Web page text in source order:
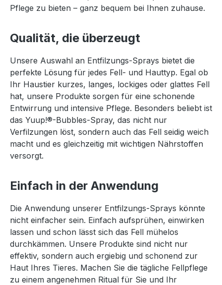
Pflege zu bieten – ganz bequem bei Ihnen zuhause.
Qualität, die überzeugt
Unsere Auswahl an Entfilzungs-Sprays bietet die
perfekte Lösung für jedes Fell- und Hauttyp. Egal ob
Ihr Haustier kurzes, langes, lockiges oder glattes Fell
hat, unsere Produkte sorgen für eine schonende
Entwirrung und intensive Pflege. Besonders beliebt ist
das Yuup!®-Bubbles-Spray, das nicht nur
Verfilzungen löst, sondern auch das Fell seidig weich
macht und es gleichzeitig mit wichtigen Nährstoffen
versorgt.
Einfach in der Anwendung
Die Anwendung unserer Entfilzungs-Sprays könnte
nicht einfacher sein. Einfach aufsprühen, einwirken
lassen und schon lässt sich das Fell mühelos
durchkämmen. Unsere Produkte sind nicht nur
effektiv, sondern auch ergiebig und schonend zur
Haut Ihres Tieres. Machen Sie die tägliche Fellpflege
zu einem angenehmen Ritual für Sie und Ihr